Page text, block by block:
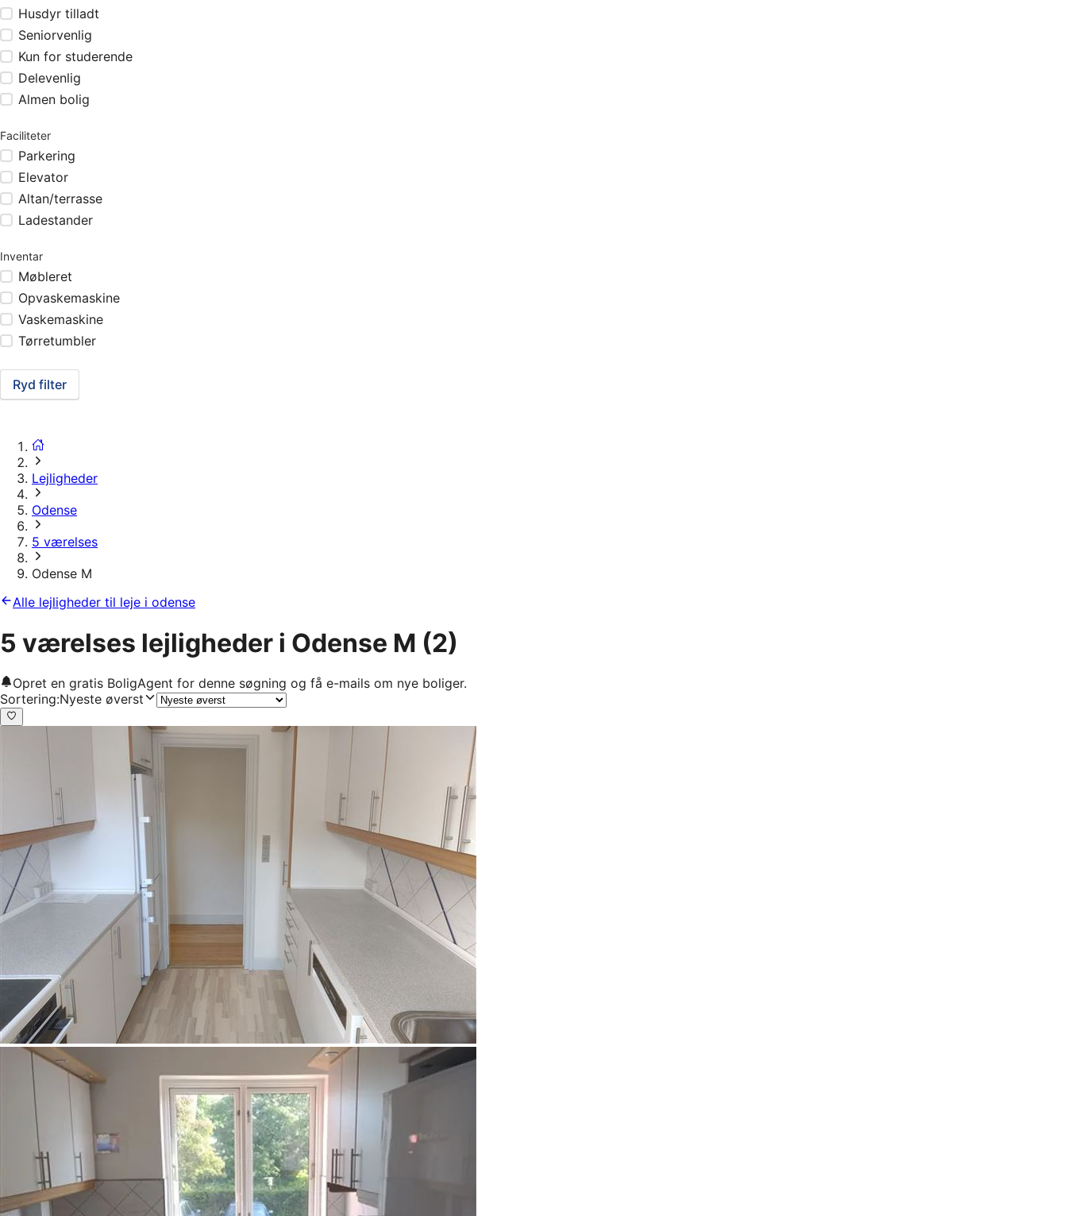
Husdyr tilladt
Seniorvenlig
Kun for studerende
Delevenlig
Almen bolig
Faciliteter
Parkering
Elevator
Altan/terrasse
Ladestander
Inventar
Møbleret
Opvaskemaskine
Vaskemaskine
Tørretumbler
Ryd filter
Lejligheder
Odense
5 værelses
Odense M
Alle lejligheder til leje i odense
5 værelses lejligheder i Odense M (2)
Opret en gratis BoligAgent for denne søgning og få e-mails om nye boliger.
Sortering:Nyeste øverst